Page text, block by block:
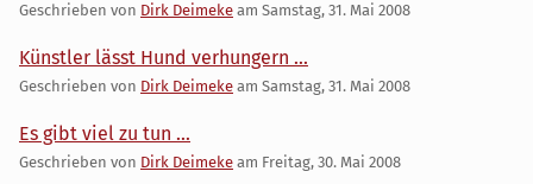
Geschrieben von Dirk Deimeke am Samstag, 31. Mai 2008
Künstler lässt Hund verhungern ...
Geschrieben von Dirk Deimeke am Samstag, 31. Mai 2008
Es gibt viel zu tun ...
Geschrieben von Dirk Deimeke am Freitag, 30. Mai 2008